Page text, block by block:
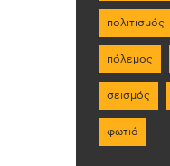
πολιτισμός
πόλεμος
σεισμός
φωτιά